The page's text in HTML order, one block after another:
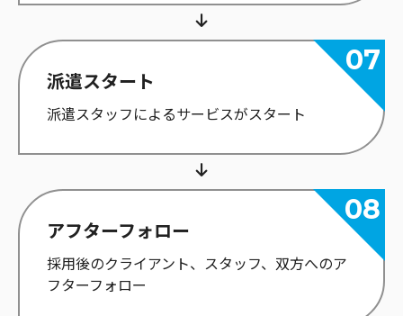
派遣スタート
派遣スタッフによるサービスがスタート
アフターフォロー
採用後のクライアント、スタッフ、双方へのア
フターフォロー